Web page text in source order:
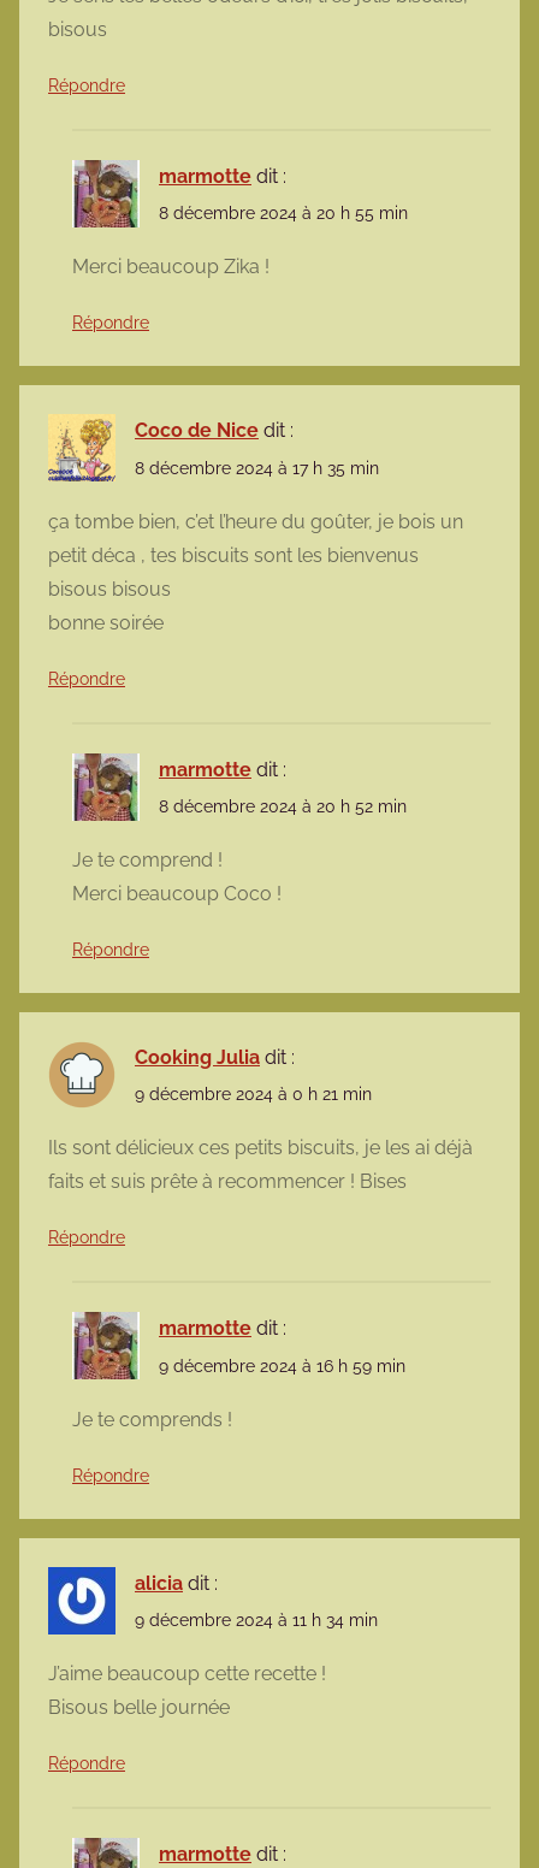
bisous
Répondre
marmotte dit :
8 décembre 2024 à 20 h 55 min
Merci beaucoup Zika !
Répondre
Coco de Nice dit :
8 décembre 2024 à 17 h 35 min
ça tombe bien, c’et l’heure du goûter, je bois un
petit déca , tes biscuits sont les bienvenus
bisous bisous
bonne soirée
Répondre
marmotte dit :
8 décembre 2024 à 20 h 52 min
Je te comprend !
Merci beaucoup Coco !
Répondre
Cooking Julia dit :
9 décembre 2024 à 0 h 21 min
Ils sont délicieux ces petits biscuits, je les ai déjà
faits et suis prête à recommencer ! Bises
Répondre
marmotte dit :
9 décembre 2024 à 16 h 59 min
Je te comprends !
Répondre
alicia dit :
9 décembre 2024 à 11 h 34 min
J’aime beaucoup cette recette !
Bisous belle journée
Répondre
marmotte dit :